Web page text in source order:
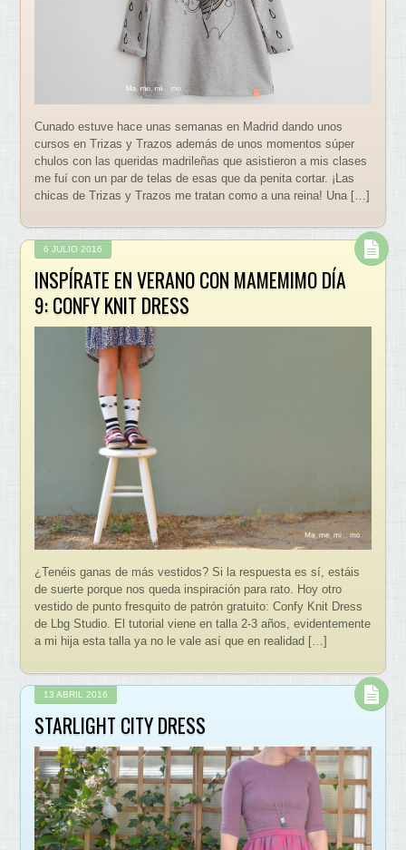
Cunado estuve hace unas semanas en Madrid dando unos
cursos en Trizas y Trazos además de unos momentos súper
chulos con las queridas madrileñas que asistieron a mis clases
me fuí con un par de telas de esas que da penita cortar. ¡Las
chicas de Trizas y Trazos me tratan como a una reina! Una […]
6 JULIO 2016
INSPÍRATE EN VERANO CON MAMEMIMO DÍA
9: CONFY KNIT DRESS
¿Tenéis ganas de más vestidos? Si la respuesta es sí, estáis
de suerte porque nos queda inspiración para rato. Hoy otro
vestido de punto fresquito de patrón gratuito: Confy Knit Dress
de Lbg Studio. El tutorial viene en talla 2-3 años, evidentemente
a mi hija esta talla ya no le vale así que en realidad […]
13 ABRIL 2016
STARLIGHT CITY DRESS